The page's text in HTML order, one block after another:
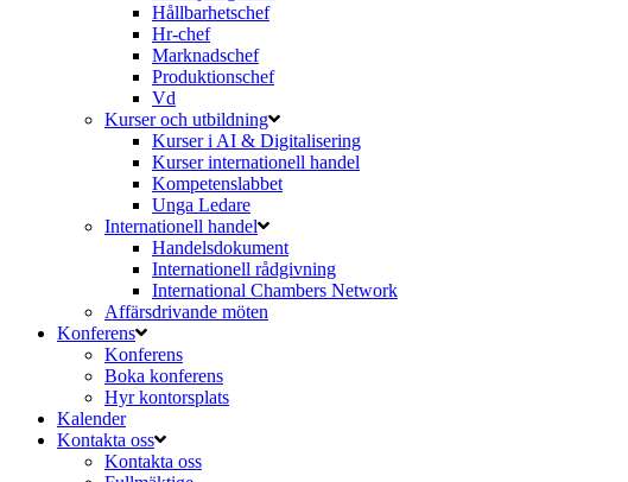
Hållbarhetschef
Hr-chef
Marknadschef
Produktionschef
Vd
Kurser och utbildning
Kurser i AI & Digitalisering
Kurser internationell handel
Kompetenslabbet
Unga Ledare
Internationell handel
Handelsdokument
Internationell rådgivning
International Chambers Network
Affärsdrivande möten
Konferens
Konferens
Boka konferens
Hyr kontorsplats
Kalender
Kontakta oss
Kontakta oss